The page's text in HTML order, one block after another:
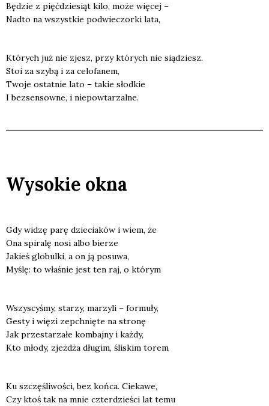
Będzie z pięć­dzie­siąt kilo, może wię­cej –
Nad­to na wszyst­kie pod­wie­czor­ki lata,
Któ­rych już nie zjesz, przy któ­rych nie sią­dziesz.
Stoi za szy­bą i za celo­fa­nem,
Two­je ostat­nie lato – takie słod­kie
I bez­sen­sow­ne, i nie­po­wta­rzal­ne.
Wysokie okna
Gdy widzę parę dzie­cia­ków i wiem, że
Ona spi­ra­lę nosi albo bie­rze
Jakieś glo­bul­ki, a on ją posu­wa,
Myślę: to wła­śnie jest ten raj, o któ­rym
Wszy­scy­śmy, sta­rzy, marzy­li – for­mu­ły,
Gesty i wię­zi zepchnię­te na stro­nę
Jak prze­sta­rza­łe kom­baj­ny i każ­dy,
Kto mło­dy, zjeż­dża dłu­gim, śli­skim torem
Ku szczę­śli­wo­ści, bez koń­ca. Cie­ka­we,
Czy ktoś tak na mnie czter­dzie­ści lat temu